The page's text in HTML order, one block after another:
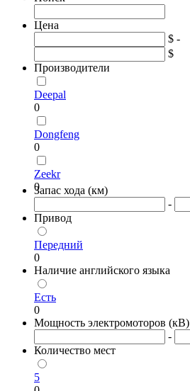
Цена
$ -
$
Производители
Deepal
0
Dongfeng
0
Zeekr
0
Запас хода (км)
-
Привод
Передний
0
Наличие английского языка
Есть
0
Мощность электромоторов (кВ)
-
Количество мест
5